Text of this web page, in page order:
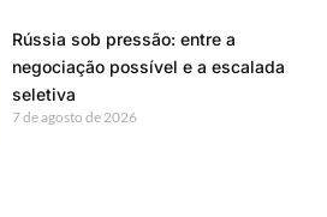
Rússia sob pressão: entre a
negociação possível e a escalada
seletiva
7 de agosto de 2026